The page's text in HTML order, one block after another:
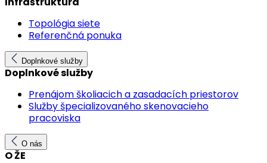
Topológia siete
Referenčná ponuka
Doplnkové služby
Doplnkové služby
Prenájom školiacich a zasadacích priestorov
Služby špecializovaného skenovacieho
pracoviska
O nás
O ŽE